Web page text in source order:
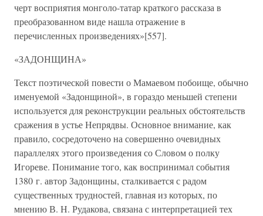
черт восприятия монголо-татар краткого рассказа в
преобразованном виде нашла отражение в
перечисленных произведениях»[557].
«ЗАДОНЩИНА»
Текст поэтической повести о Мамаевом побоище, обычно
именуемой «Задонщиной», в гораздо меньшей степени
используется для реконструкции реальных обстоятельств
сражения в устье Непрядвы. Основное внимание, как
правило, сосредоточено на совершенно очевидных
параллелях этого произведения со Словом о полку
Игореве. Понимание того, как воспринимал события
1380 г. автор Задонщины, сталкивается с радом
существенных трудностей, главная из которых, по
мнению В. Н. Рудакова, связана с интерпретацией тех